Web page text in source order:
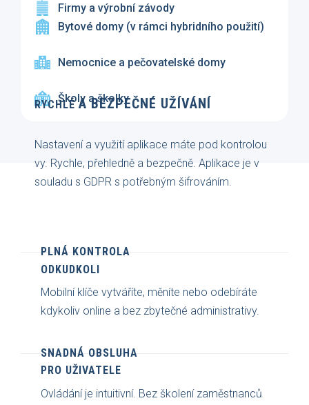
Firmy a výrobní závody
Bytové domy (v rámci hybridního použití)
Nemocnice a pečovatelské domy
Školy a školky
RYCHLÉABEZPEČNÉ UŽÍVÁNÍ
Nastavení a využití aplikace máte pod kontrolou
vy. Rychle, přehledně a bezpečně. Aplikace je v
souladu s GDPR s potřebným šifrováním.
PLNÁ KONTROLA
ODKUDKOLI
Mobilní klíče vytváříte, měníte nebo odebíráte
kdykoliv online a bez zbytečné administrativy.
SNADNÁ OBSLUHA
PRO UŽIVATELE
Ovládání je intuitivní. Bez školení zaměstnanců